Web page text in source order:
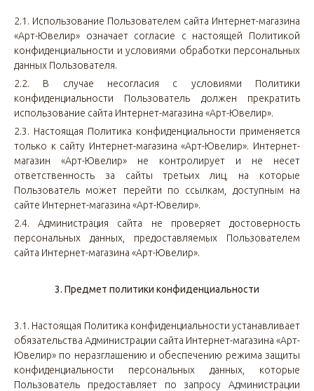
2.1. Использование Пользователем сайта Интернет-магазина
«Арт-Ювелир» означает согласие с настоящей Политикой
конфиденциальности и условиями обработки персональных
данных Пользователя.
2.2. В случае несогласия с условиями Политики
конфиденциальности Пользователь должен прекратить
использование сайта Интернет-магазина «Арт-Ювелир».
2.3. Настоящая Политика конфиденциальности применяется
только к сайту Интернет-магазина «Арт-Ювелир». Интернет-
магазин «Арт-Ювелир» не контролирует и не несет
ответственность за сайты третьих лиц, на которые
Пользователь может перейти по ссылкам, доступным на
сайте Интернет-магазина «Арт-Ювелир».
2.4. Администрация сайта не проверяет достоверность
персональных данных, предоставляемых Пользователем
сайта Интернет-магазина «Арт-Ювелир».
3. Предмет политики конфиденциальности
3.1. Настоящая Политика конфиденциальности устанавливает
обязательства Администрации сайта Интернет-магазина «Арт-
Ювелир» по неразглашению и обеспечению режима защиты
конфиденциальности персональных данных, которые
Пользователь предоставляет по запросу Администрации